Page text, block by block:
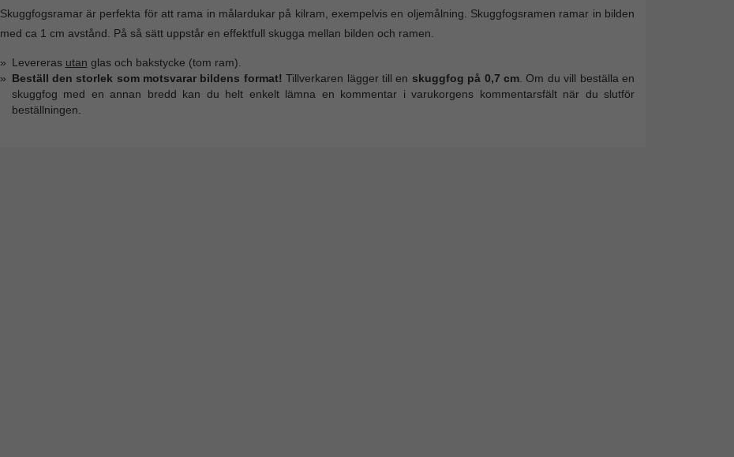
Skuggfogsramar är perfekta för att rama in målardukar på kilram, exempelvis en oljemålning. Skuggfogsramen ramar in bilden
med ca 1 cm avstånd. På så sätt uppstår en effektfull skugga mellan bilden och ramen.
Levereras utan glas och bakstycke (tom ram).
Beställ den storlek som motsvarar bildens format! Tillverkaren lägger till en skuggfog på 0,7 cm . Om du vill beställa en
skuggfog med en annan bredd kan du helt enkelt lämna en kommentar i varukorgens kommentarsfält när du slutför
beställningen.